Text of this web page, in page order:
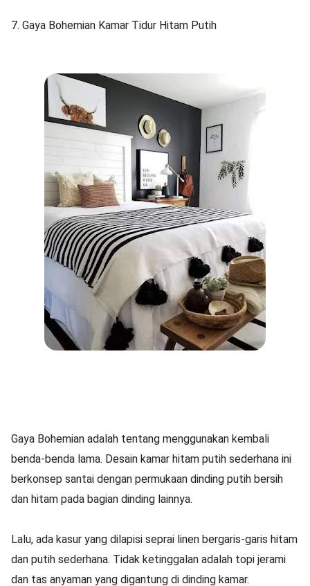
7. Gaya Bohemian Kamar Tidur Hitam Putih
Gaya Bohemian adalah tentang menggunakan kembali
benda-benda lama. Desain kamar hitam putih sederhana ini
berkonsep santai dengan permukaan dinding putih bersih
dan hitam pada bagian dinding lainnya.
Lalu, ada kasur yang dilapisi seprai linen bergaris-garis hitam
dan putih sederhana. Tidak ketinggalan adalah topi jerami
dan tas anyaman yang digantung di dinding kamar.